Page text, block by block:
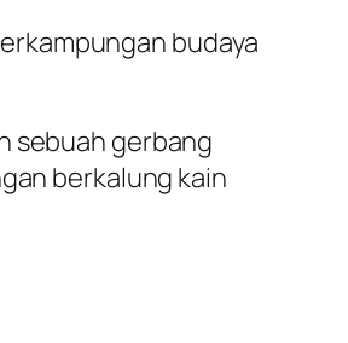
budaya
sebuah gerbang
berkalung kain